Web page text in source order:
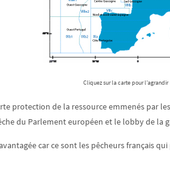
Cliquez sur la carte pour l’agrandir
protection de la ressource emmenés par
du Parlement européen et le lobby de la
car ce sont les pêcheurs français